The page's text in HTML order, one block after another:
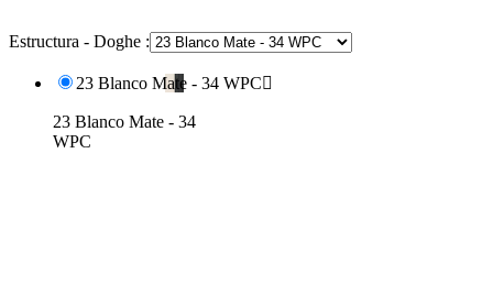
Estructura - Doghe :
23 Blanco Mate - 34 WPC
23 Blanco Mate - 34
WPC